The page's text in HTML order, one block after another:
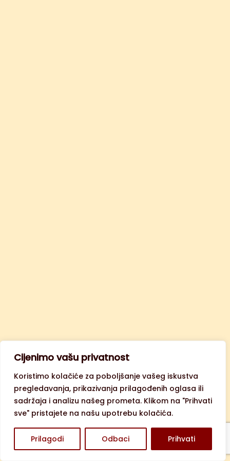
Cijenimo vašu privatnost
Koristimo kolačiće za poboljšanje vašeg iskustva
pregledavanja, prikazivanja prilagođenih oglasa ili
sadržaja i analizu našeg prometa. Klikom na "Prihvati
sve" pristajete na našu upotrebu kolačića.
Prilagodi Odbaci Prihvati